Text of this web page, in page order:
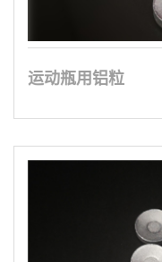
运动瓶用铝粒